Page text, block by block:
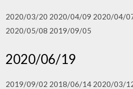
2020/03/20 2020/04/09 2020/04/
2020/05/08 2019/09/05
2020/06/19
2019/09/02 2018/06/14 2020/03/